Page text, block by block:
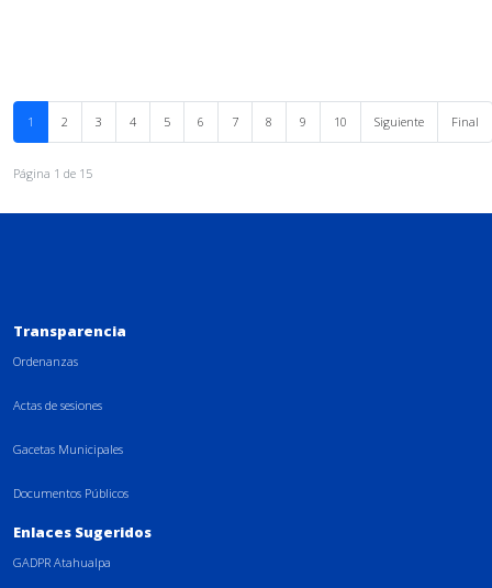
1 2 3 4 5 6 7 8 9 10 Siguiente Final
Página 1 de 15
Transparencia
Ordenanzas
Actas de sesiones
Gacetas Municipales
Documentos Públicos
Enlaces Sugeridos
GADPR Atahualpa